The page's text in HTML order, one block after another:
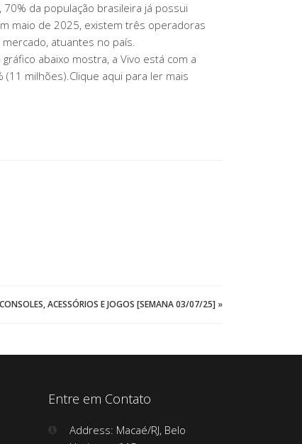
da população brasileira já possui
maio de 2025, existem três operadoras
atuantes no país.
abaixo mostra, a Vivo está com a
milhões).Clique aqui para ler mais
ACESSÓRIOS E JOGOS [SEMANA 03/07/25] »
Entre em Contato
Address: Macaé/RJ, Belo